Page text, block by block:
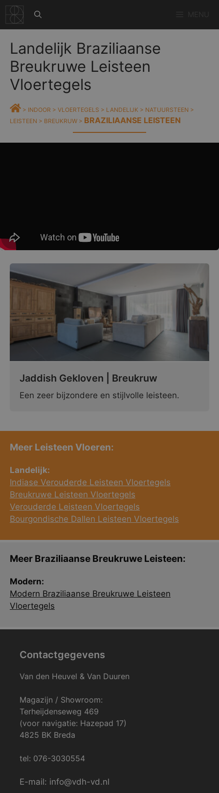
naar
de
inhoudLandelijk Braziliaanse
Breukruwe Leisteen
Vloertegels
> INDOOR > VLOERTEGELS > LANDELIJK > NATUURSTEEN >
LEISTEEN > BREUKRUW > BRAZILIAANSE LEISTEEN
Jaddish Gekloven | Breukruw
Een zeer bijzondere en stijlvolle leisteen.
Meer Leisteen Vloeren:
Landelijk:
Indiase Verouderde Leisteen Vloertegels
Breukruwe Leisteen Vloertegels
Verouderde Leisteen Vloertegels
Bourgondische Dallen Leisteen Vloertegels
Meer Braziliaanse Breukruwe Leisteen:
Modern:
Modern Braziliaanse Breukruwe Leisteen
Vloertegels
Contactgegevens
Van den Heuvel & Van Duuren
Magazijn / Showroom:
Terheijdenseweg 469
(voor navigatie: Hazepad 17)
4825 BK Breda
tel: 076-3030554
E-mail: info@vdh-vd.nl